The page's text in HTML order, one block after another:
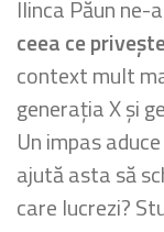
Ilinca Păun ne-
ceea ce
context mult
generația X și
Un impas
ajută asta să
care lucrezi?